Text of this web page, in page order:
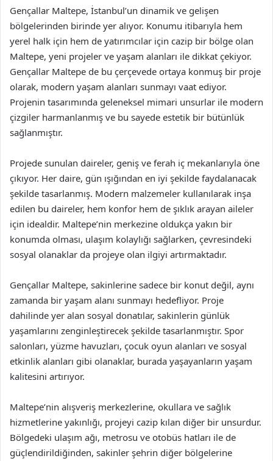
Gençallar Maltepe, İstanbul’un dinamik ve gelişen
bölgelerinden birinde yer alıyor. Konumu itibarıyla hem
yerel halk için hem de yatırımcılar için cazip bir bölge olan
Maltepe, yeni projeler ve yaşam alanları ile dikkat çekiyor.
Gençallar Maltepe de bu çerçevede ortaya konmuş bir proje
olarak, modern yaşam alanları sunmayı vaat ediyor.
Projenin tasarımında geleneksel mimari unsurlar ile modern
çizgiler harmanlanmış ve bu sayede estetik bir bütünlük
sağlanmıştır.
Projede sunulan daireler, geniş ve ferah iç mekanlarıyla öne
çıkıyor. Her daire, gün ışığından en iyi şekilde faydalanacak
şekilde tasarlanmış. Modern malzemeler kullanılarak inşa
edilen bu daireler, hem konfor hem de şıklık arayan aileler
için idealdir. Maltepe’nin merkezine oldukça yakın bir
konumda olması, ulaşım kolaylığı sağlarken, çevresindeki
sosyal olanaklar da projeye olan ilgiyi artırmaktadır.
Gençallar Maltepe, sakinlerine sadece bir konut değil, aynı
zamanda bir yaşam alanı sunmayı hedefliyor. Proje
dahilinde yer alan sosyal donatılar, sakinlerin günlük
yaşamlarını zenginleştirecek şekilde tasarlanmıştır. Spor
salonları, yüzme havuzları, çocuk oyun alanları ve sosyal
etkinlik alanları gibi olanaklar, burada yaşayanların yaşam
kalitesini artırıyor.
Maltepe’nin alışveriş merkezlerine, okullara ve sağlık
hizmetlerine yakınlığı, projeyi cazip kılan diğer bir unsurdur.
Bölgedeki ulaşım ağı, metrosu ve otobüs hatları ile de
güçlendirildiğinden, sakinler şehrin diğer bölgelerine